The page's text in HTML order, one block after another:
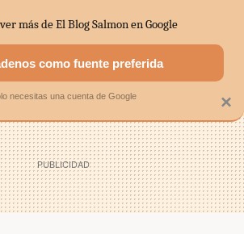
DOMÉSTICA MERCADOS
×
más de El Blog Salmon en Google
como fuente preferida
necesitas una cuenta de Google